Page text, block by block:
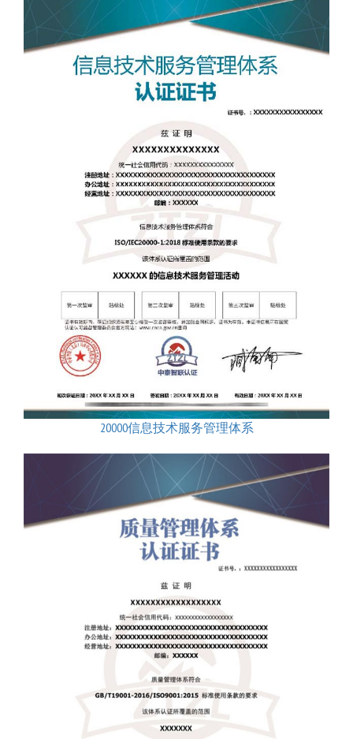
20000信息技术服务管理体系